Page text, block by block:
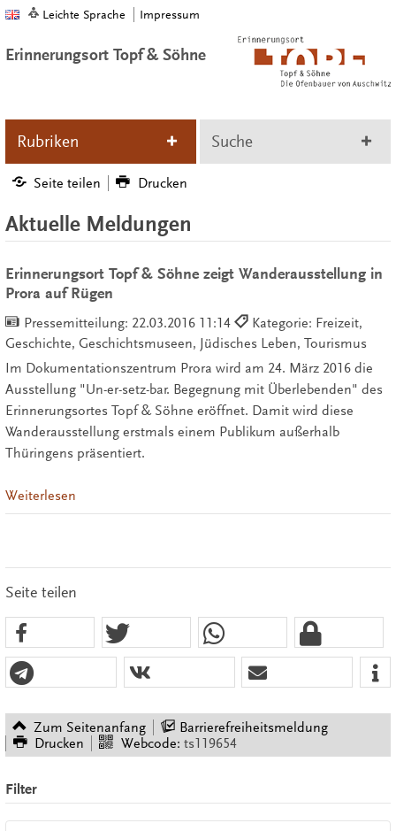
Leichte Sprache Impressum
Erinnerungsort Topf & Söhne
Rubriken Suche
Seite teilen Drucken
Aktuelle Meldungen
Erinnerungsort Topf & Söhne zeigt Wanderausstellung in
Prora auf Rügen
Pressemitteilung: 22.03.2016 11:14
Kategorie: Freizeit,
Geschichte, Geschichtsmuseen, Jüdisches Leben, Tourismus
Im Dokumentationszentrum Prora wird am 24. März 2016 die
Ausstellung "Un-er-setz-bar. Begegnung mit Überlebenden" des
Erinnerungsortes Topf & Söhne eröffnet. Damit wird diese
Wanderausstellung erstmals einem Publikum außerhalb
Thüringens präsentiert.
Weiterlesen
Seite teilen
Zum Seitenanfang
Barrierefreiheitsmeldung
Drucken
Webcode: ts119654
Filter